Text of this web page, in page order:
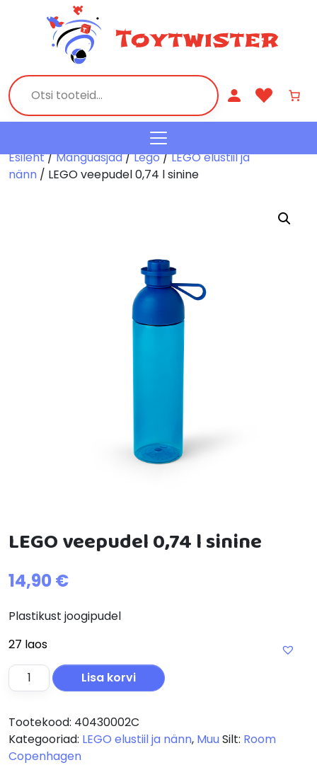
Esileht/Mänguasjad/Lego/LEGO elustiil ja
nänn / LEGO veepudel 0,74 l sinine
LEGO veepudel 0,74 l sinine
14,90 €
Plastikust joogipudel
27 laos
LEGO veepudel 0,74 l sinine kogus
Lisa korvi
Tootekood: 40430002C
Kategooriad: LEGO elustiil ja nänn, MuuSilt: Room
Copenhagen